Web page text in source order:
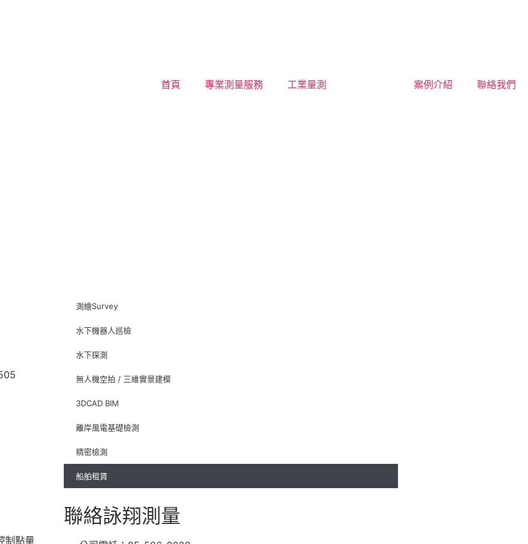
首頁 專業測量服務 工業量測 案例介紹 聯絡我們
測繪Survey
水下機器人巡檢
水下探測
無人機空拍 / 三維實景建模
3DCAD BIM
離岸風電基礎檢測
精密檢測
船舶租賃
制點量
聯絡詠翔測量